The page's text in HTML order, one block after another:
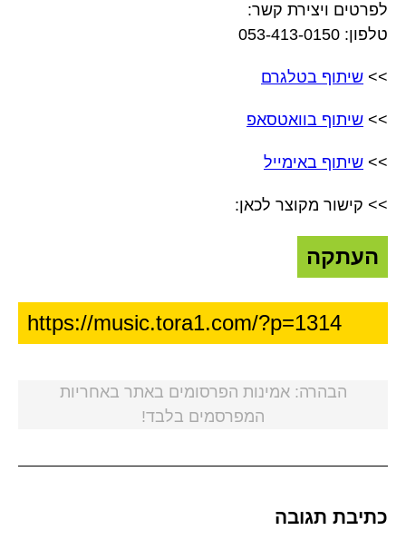
לפרטים ויצירת קשר:
טלפון: 053-413-0150
>> שיתוף בטלגרם
>> שיתוף בוואטסאפ
>> שיתוף באימייל
>> קישור מקוצר לכאן:
העתקה
הבהרה: אמינות הפרסומים באתר באחריות
המפרסמים בלבד!
כתיבת תגובה